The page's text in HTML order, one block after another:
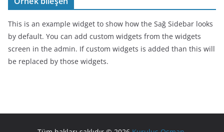
This is an example widget to show how the Sağ Sidebar looks
by default. You can add custom widgets from the widgets
screen in the admin. If custom widgets is added than this will
be replaced by those widgets.